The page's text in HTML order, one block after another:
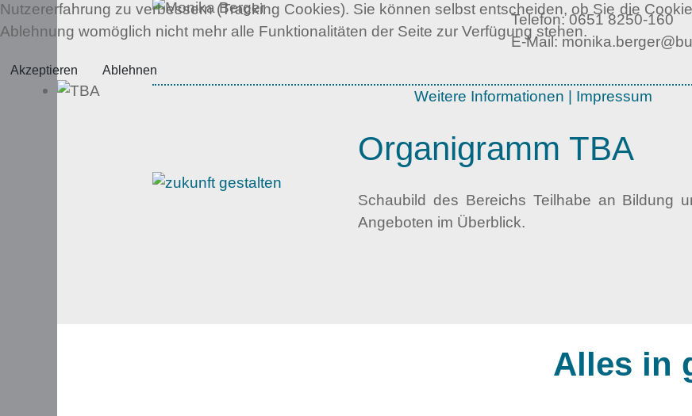
Telefon:0651 8250-160
E-Mail:
Organigramm TBA
Schaubild des Bereichs Teilhabe an Bildung
Angeboten im Überblick.
Alles in
Nutzererfahrung zu verbessern (Tracking Cookies). Sie können selbst entscheiden, ob Sie die
Ablehnung womöglich nicht mehr alle Funktionalitäten der Seite zur Verfügung stehen.
Akzeptieren Ablehnen
Weitere Informationen Impressum